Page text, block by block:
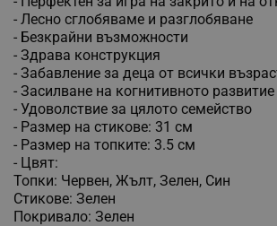
- Лесно сглобяваме и разглобяване
- Безкрайни възможности
- Здрава конструкция
- Забавление за деца от всички
- Засилване на когнитивното развитие
- Удоволствие за цялото семейство
- Размер на стикове: 31 см
- Размер на топките: 3.5 см
- Цвят:
Топки: Червен, Жълт, Зелен, Син
Стикове: Зелен
Покривало: Зелен